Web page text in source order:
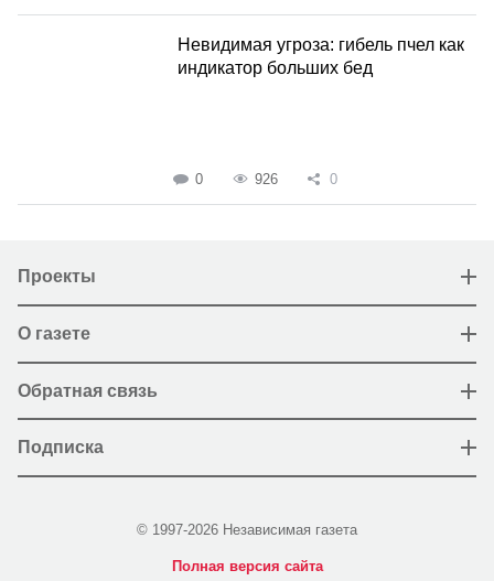
Невидимая угроза: гибель пчел как
индикатор больших бед
0 926 0
Проекты
О газете
Обратная связь
Подписка
© 1997-2026 Независимая газета
Полная версия сайта